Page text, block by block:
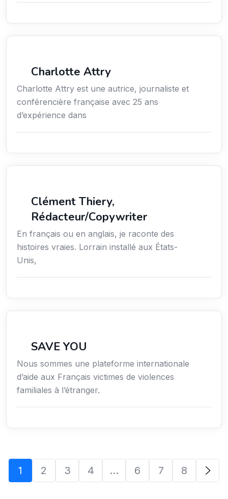
Charlotte Attry
Charlotte Attry est une autrice, journaliste et
conférencière française avec 25 ans
d’expérience dans
Clément Thiery,
Rédacteur/Copywriter
En français ou en anglais, je raconte des
histoires vraies. Lorrain installé aux États-
Unis,
SAVE YOU
Nous sommes une plateforme internationale
d’aide aux Français victimes de violences
familiales à l’étranger.
1 2 3 4 … 6 7 8